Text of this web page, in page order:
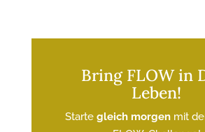
Bring FLOW in
Leben!
Startegleich morgen mit